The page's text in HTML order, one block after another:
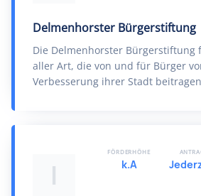
Delmenhorster Bürgerstiftung
Die Delmenhorster Bürgerstiftung
aller Art, die von und für Bürger
Verbesserung ihrer Stadt
I
FÖRDERHÖHE
k.A